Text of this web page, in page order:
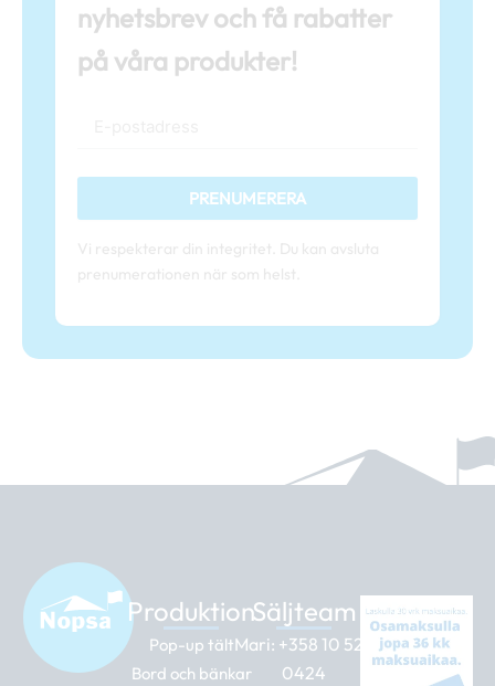
nyhetsbrev och få rabatter
på våra produkter!
PRENUMERERA
Produktion
Pop-up tält
Bord och bänkar
Säljteam
Mari: +358 10 526
0424